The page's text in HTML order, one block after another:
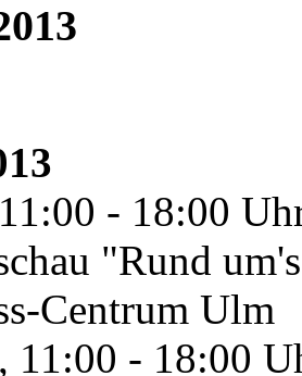
- 18:00
"Rund
Centrum Ulm
11:00 - 18:00